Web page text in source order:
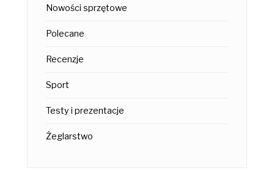
Nowości sprzętowe
Polecane
Recenzje
Sport
Testy i prezentacje
Żeglarstwo